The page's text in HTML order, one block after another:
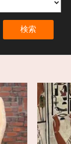
検索